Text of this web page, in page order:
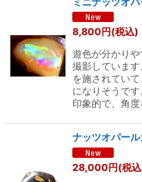
8,800円(税込)
遊色が分かり
撮影していま
を施されてい
になりそうで
印象的で、角
ナッツオパー
28,000円(税